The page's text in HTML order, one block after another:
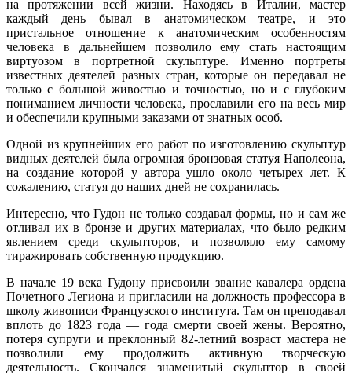
на протяжении всей жизни. Находясь в Италии, мастер
каждый день бывал в анатомическом театре, и это
пристальное отношение к анатомическим особенностям
человека в дальнейшем позволило ему стать настоящим
виртуозом в портретной скульптуре. Именно портреты
известных деятелей разных стран, которые он передавал не
только с большой живостью и точностью, но и с глубоким
пониманием личности человека, прославили его на весь мир
и обеспечили крупными заказами от знатных особ.
Одной из крупнейших его работ по изготовлению скульптур
видных деятелей была огромная бронзовая статуя Наполеона,
на создание которой у автора ушло около четырех лет. К
сожалению, статуя до наших дней не сохранилась.
Интересно, что Гудон не только создавал формы, но и сам же
отливал их в бронзе и других материалах, что было редким
явлением среди скульпторов, и позволяло ему самому
тиражировать собственную продукцию.
В начале 19 века Гудону присвоили звание кавалера ордена
Почетного Легиона и пригласили на должность профессора в
школу живописи Французского института. Там он преподавал
вплоть до 1823 года — года смерти своей жены. Вероятно,
потеря супруги и преклонный 82-летний возраст мастера не
позволили ему продолжить активную творческую
деятельность. Скончался знаменитый скульптор в своей